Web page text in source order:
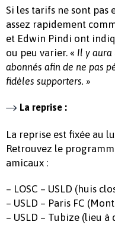
Si les tarifs ne sont pas
assez rapidement
et Edwin Pindi ont
ou peu varier. « Il y aura
abonnés afin de ne pas
fidèles supporters. »
La reprise :
La reprise est fixée au
Retrouvez le
amicaux :
– LOSC – USLD (huis
– USLD – Paris FC
– USLD – Tubize (lieu